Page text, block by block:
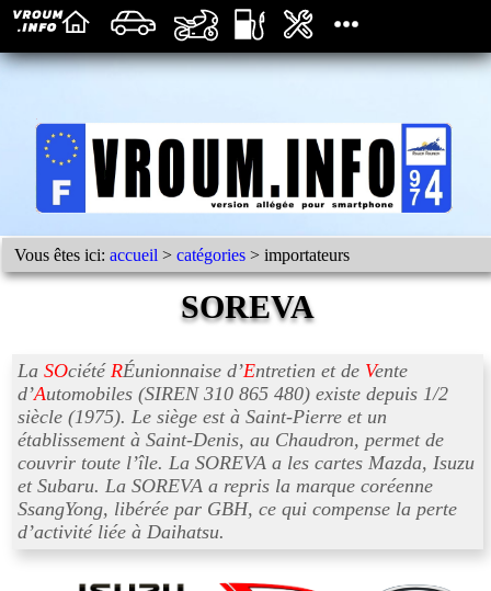
Vous êtes ici:accueil >catégories > importateurs
SOREVA
La SOciété RÉunionnaise d’Entretien et de Vente
d’Automobiles (SIREN 310 865 480) existe depuis 1/2
siècle (1975). Le siège est à Saint-Pierre et un
établissement à Saint-Denis, au Chaudron, permet de
couvrir toute l’île. La SOREVA a les cartes Mazda, Isuzu
et Subaru. La SOREVA a repris la marque coréenne
SsangYong, libérée par GBH, ce qui compense la perte
d’activité liée à Daihatsu.